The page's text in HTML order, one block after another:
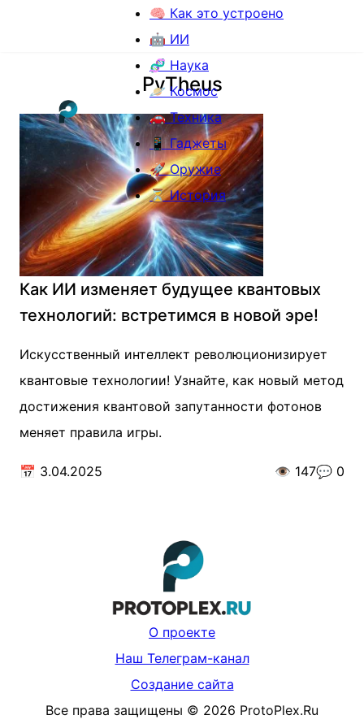
🧠 Как это устроено
🤖 ИИ
🧬 Наука
🪐 Космос
🚗 Техника
📱 Гаджеты
🚀 Оружие
⏳ История
PyTheus
Как ИИ изменяет будущее квантовых
технологий: встретимся в новой эре!
Искусственный интеллект революционизирует
квантовые технологии! Узнайте, как новый метод
достижения квантовой запутанности фотонов
меняет правила игры.
📅 3.04.2025 👁️ 147💬 0
О проекте
Наш Телеграм-канал
Создание сайта
Все права защищены © 2026 ProtoPlex.Ru